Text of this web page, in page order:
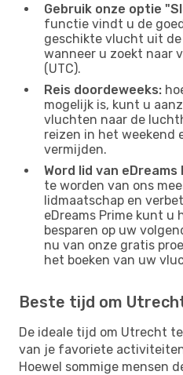
Gebruik onze optie
functie vindt u de
geschikte vlucht uit
wanneer u zoekt naar
(UTC).
Reis doordeweeks:
mogelijk is, kunt u
vluchten naar de
reizen in het weekend
vermijden.
Word lid van eDreams
te worden van ons
lidmaatschap en
eDreams Prime kunt u
besparen op uw
nu van onze gratis
het boeken van uw
Beste tijd om
De ideale tijd om Utrecht
van je favoriete
Hoewel sommige mensen